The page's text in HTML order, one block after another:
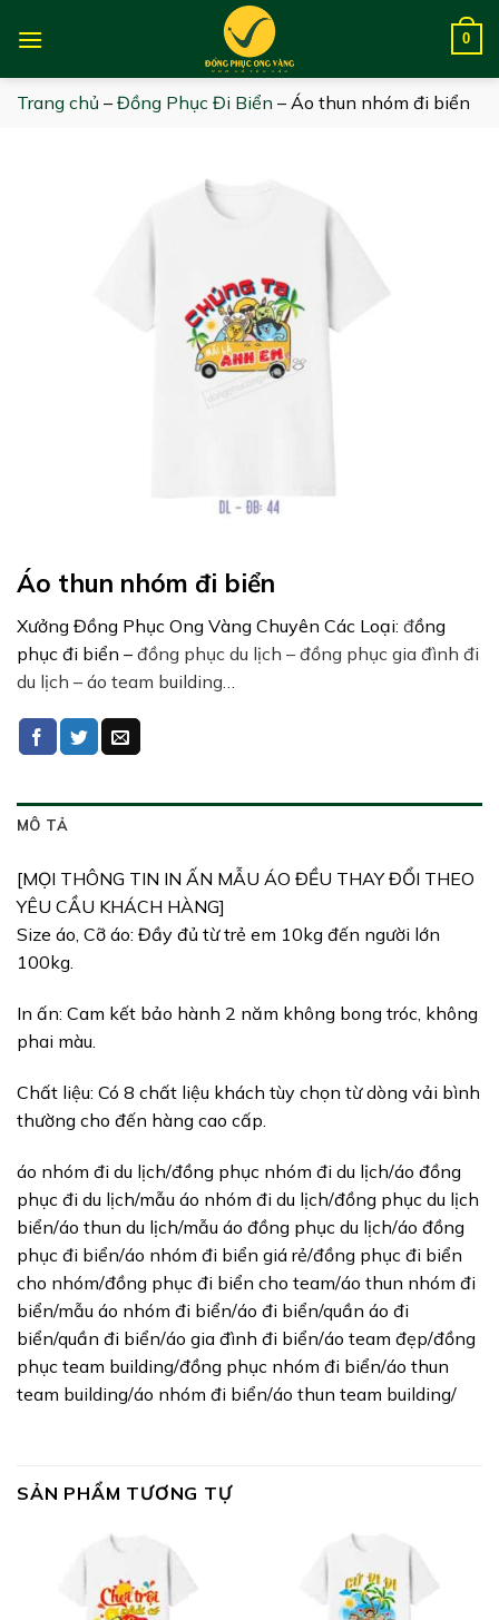
0
Trang chủ – Đồng Phục Đi Biển – Áo thun nhóm đi biển
Áo thun nhóm đi biển
Xưởng Đồng Phục Ong Vàng Chuyên Các Loại: đồng
phục đi biển – đồng phục du lịch – đồng phục gia đình đi
du lịch – áo team building…
MÔ TẢ
[MỌI THÔNG TIN IN ẤN MẪU ÁO ĐỀU THAY ĐỔI THEO
YÊU CẦU KHÁCH HÀNG]
Size áo, Cỡ áo: Đầy đủ từ trẻ em 10kg đến người lớn
100kg.
In ấn: Cam kết bảo hành 2 năm không bong tróc, không
phai màu.
Chất liệu: Có 8 chất liệu khách tùy chọn từ dòng vải bình
thường cho đến hàng cao cấp.
áo nhóm đi du lịch/đồng phục nhóm đi du lịch/áo đồng
phục đi du lịch/mẫu áo nhóm đi du lịch/đồng phục du lịch
biển/áo thun du lịch/mẫu áo đồng phục du lịch/áo đồng
phục đi biển/áo nhóm đi biển giá rẻ/đồng phục đi biển
cho nhóm/đồng phục đi biển cho team/áo thun nhóm đi
biển/mẫu áo nhóm đi biển/áo đi biển/quần áo đi
biển/quần đi biển/áo gia đình đi biển/áo team đẹp/đồng
phục team building/đồng phục nhóm đi biển/áo thun
team building/áo nhóm đi biển/áo thun team building/
SẢN PHẨM TƯƠNG TỰ